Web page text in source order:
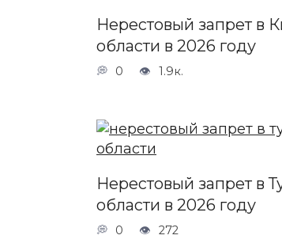
Нерестовый запрет в
области в 2026 году
0 1.9к.
Нерестовый запрет в
области в 2026 году
0 272